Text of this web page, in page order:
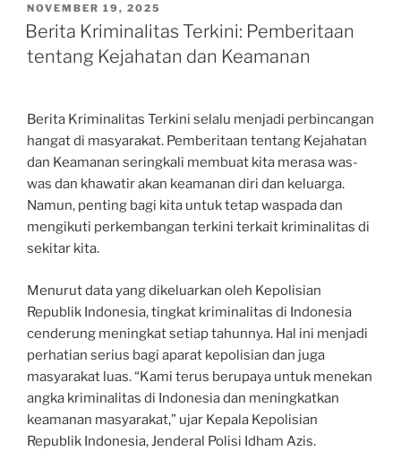
POSTED
ON
NOVEMBER 19, 2025
Berita Kriminalitas Terkini: Pemberitaan
tentang Kejahatan dan Keamanan
Berita Kriminalitas Terkini selalu menjadi perbincangan
hangat di masyarakat. Pemberitaan tentang Kejahatan
dan Keamanan seringkali membuat kita merasa was-
was dan khawatir akan keamanan diri dan keluarga.
Namun, penting bagi kita untuk tetap waspada dan
mengikuti perkembangan terkini terkait kriminalitas di
sekitar kita.
Menurut data yang dikeluarkan oleh Kepolisian
Republik Indonesia, tingkat kriminalitas di Indonesia
cenderung meningkat setiap tahunnya. Hal ini menjadi
perhatian serius bagi aparat kepolisian dan juga
masyarakat luas. “Kami terus berupaya untuk menekan
angka kriminalitas di Indonesia dan meningkatkan
keamanan masyarakat,” ujar Kepala Kepolisian
Republik Indonesia, Jenderal Polisi Idham Azis.